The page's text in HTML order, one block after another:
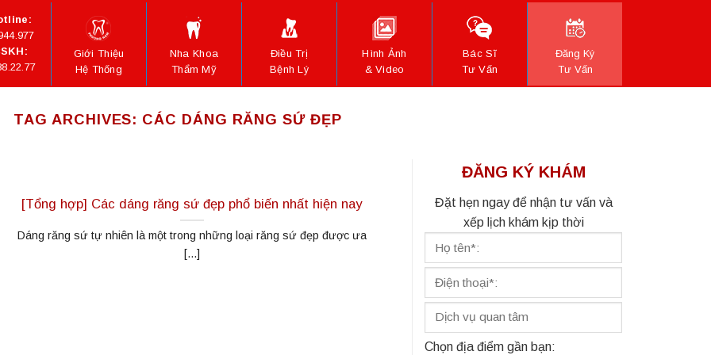
Giới Thiệu
Hệ Thống
Nha Khoa
Thẩm Mỹ
Điều Trị
Bệnh Lý
Hình Ảnh
& Video
Bác Sĩ
Tư Vấn
Đăng Ký
Tư Vấn
TAG ARCHIVES: CÁC DÁNG RĂNG SỨ ĐẸP
[Tổng hợp] Các dáng răng sứ đẹp phổ biến nhất hiện nay
Dáng răng sứ tự nhiên là một trong những loại răng sứ đẹp được ưa
[...]
ĐĂNG KÝ KHÁM
Đặt hẹn ngay để nhận tư vấn và
xếp lịch khám kịp thời
Chọn địa điểm gần bạn: